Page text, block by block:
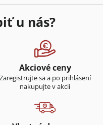
u nás?
Akciové ceny
Zaregistrujte sa a po prihlásení
nakupujte v akcii